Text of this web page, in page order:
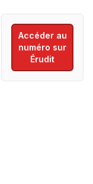
Accéder au
numéro sur
Érudit